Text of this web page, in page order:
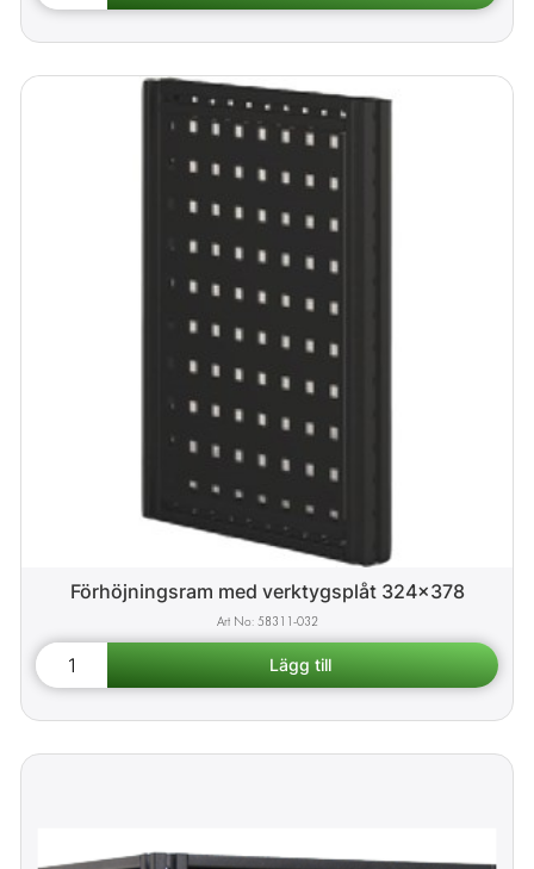
Förhöjningsram med verktygsplåt 324x378
58311-032